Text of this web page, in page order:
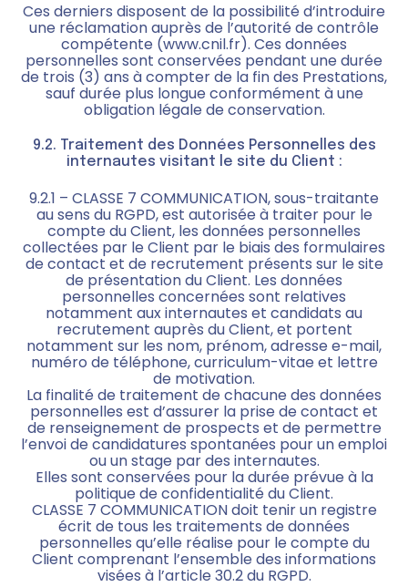
Ces derniers disposent de la possibilité d’introduire
une réclamation auprès de l’autorité de contrôle
compétente (www.cnil.fr). Ces données
personnelles sont conservées pendant une durée
de trois (3) ans à compter de la fin des Prestations,
sauf durée plus longue conformément à une
obligation légale de conservation.
9.2. Traitement des Données Personnelles des
internautes visitant le site du Client :
9.2.1 – CLASSE 7 COMMUNICATION, sous-traitante
au sens du RGPD, est autorisée à traiter pour le
compte du Client, les données personnelles
collectées par le Client par le biais des formulaires
de contact et de recrutement présents sur le site
de présentation du Client. Les données
personnelles concernées sont relatives
notamment aux internautes et candidats au
recrutement auprès du Client, et portent
notamment sur les nom, prénom, adresse e-mail,
numéro de téléphone, curriculum-vitae et lettre
de motivation.
La finalité de traitement de chacune des données
personnelles est d’assurer la prise de contact et
de renseignement de prospects et de permettre
l’envoi de candidatures spontanées pour un emploi
ou un stage par des internautes.
Elles sont conservées pour la durée prévue à la
politique de confidentialité du Client.
CLASSE 7 COMMUNICATION doit tenir un registre
écrit de tous les traitements de données
personnelles qu’elle réalise pour le compte du
Client comprenant l’ensemble des informations
visées à l’article 30.2 du RGPD.